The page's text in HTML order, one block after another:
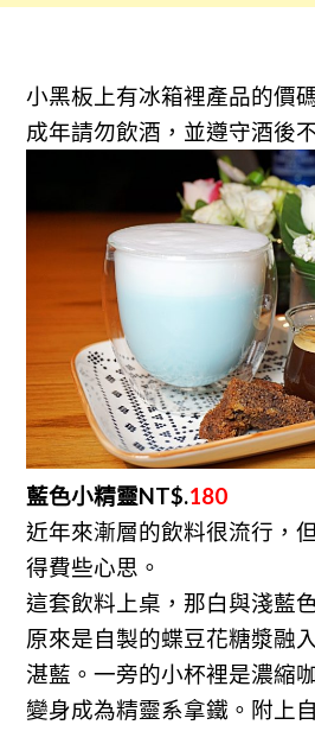
小黑板上有冰箱裡產品的價
成年請勿飲酒，並遵守酒後不
藍色小精靈NT$.180
近年來漸層的飲料很流行，
得費些心思。
這套飲料上桌，那白與淺藍
原來是自製的蝶豆花糖漿融
湛藍。一旁的小杯裡是濃縮
變身成為精靈系拿鐵。附上